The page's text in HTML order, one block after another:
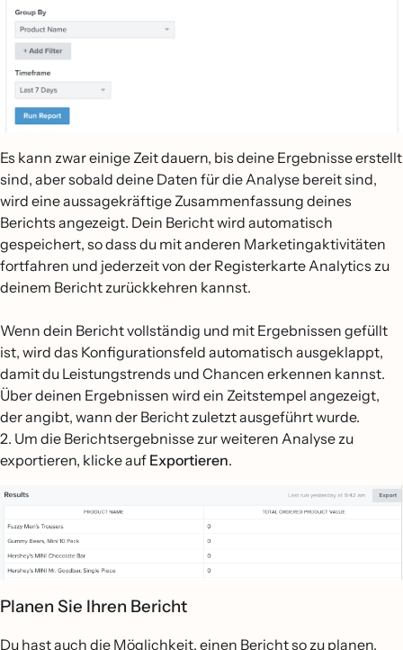
Es kann zwar einige Zeit dauern, bis deine Ergebnisse erstellt
sind, aber sobald deine Daten für die Analyse bereit sind,
wird eine aussagekräftige Zusammenfassung deines
Berichts angezeigt. Dein Bericht wird automatisch
gespeichert, so dass du mit anderen Marketingaktivitäten
fortfahren und jederzeit von der Registerkarte Analytics zu
deinem Bericht zurückkehren kannst.
Wenn dein Bericht vollständig und mit Ergebnissen gefüllt
ist, wird das Konfigurationsfeld automatisch ausgeklappt,
damit du Leistungstrends und Chancen erkennen kannst.
Über deinen Ergebnissen wird ein Zeitstempel angezeigt,
der angibt, wann der Bericht zuletzt ausgeführt wurde.
2. Um die Berichtsergebnisse zur weiteren Analyse zu
exportieren, klicke auf Exportieren.
Planen Sie Ihren Bericht
Du hast auch die Möglichkeit, einen Bericht so zu planen,